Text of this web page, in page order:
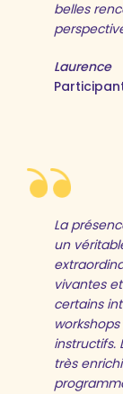
belles
Laurence
La
un
vivantes
certains
instructifs.
très